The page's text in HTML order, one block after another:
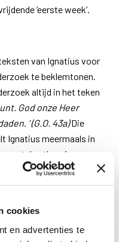
cookies
en advertenties te
‘eerste week’.
van Ignatius voor
te beklemtonen.
altijd in het teken
God onze Heer
. ‘ (G.O. 43a)Die
Ignatius meermaals in
tekortkomingen
het ingebed blijft in de
relationeel. Als
zelfbeklag of
tot gevolg.